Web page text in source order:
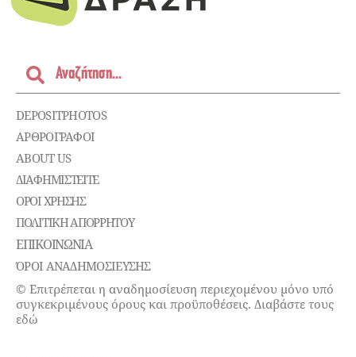
DEPOSITPHOTOS
ΑΡΘΡΟΓΡΑΦΟΙ
ABOUT US
ΔΙΑΦΗΜΙΣΤΕΊΤΕ
ΌΡΟΙ ΧΡΉΣΗΣ
ΠΟΛΙΤΙΚΉ ΑΠΟΡΡΉΤΟΥ
ΕΠΙΚΟΙΝΩΝΊΑ
ΌΡΟΙ ΑΝΑΔΗΜΟΣΙΕΥΣΗΣ
© Επιτρέπεται η αναδημοσίευση περιεχομένου μόνο υπό
συγκεκριμένους όρους και προϋποθέσεις. Διαβάστε τους
εδώ